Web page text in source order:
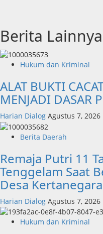
Berita Lainnya
Hukum dan Kriminal
ALAT BUKTI
MENJADI DASAR
Harian Dialog Agustus 7, 2026
Berita Daerah
Remaja Putri 11
Tenggelam Saat
Desa Kertanegara
Harian Dialog Agustus 7, 2026
Hukum dan Kriminal